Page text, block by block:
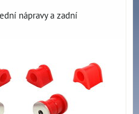
nápravy a zadní